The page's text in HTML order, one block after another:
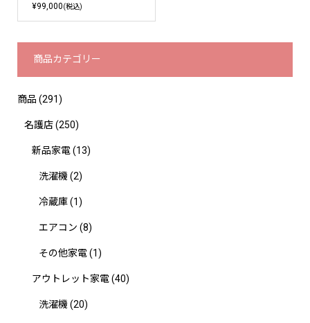
¥99,000(税込)
商品カテゴリー
商品 (291)
名護店(250)
新品家電(13)
洗濯機 (2)
冷蔵庫(1)
エアコン (8)
その他家電(1)
アウトレット家電(40)
洗濯機 (20)